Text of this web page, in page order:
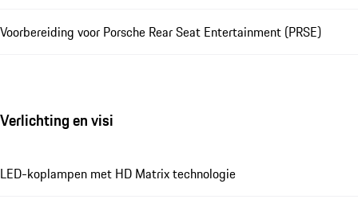
Voorbereiding voor Porsche Rear Seat Entertainment (PRSE)
Verlichting en visi
LED-koplampen met HD Matrix technologie